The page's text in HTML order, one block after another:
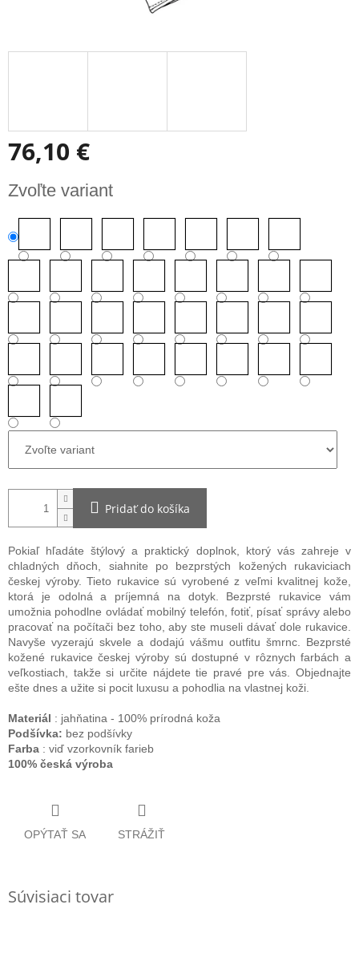
76,10 €
cena:
Zvoľte variant
Pridať do košíka
Pokiaľ hľadáte štýlový a praktický doplnok, ktorý vás zahreje v
chladných dňoch, siahnite po bezprstých kožených rukaviciach
českej výroby. Tieto rukavice sú vyrobené z veľmi kvalitnej kože,
ktorá je odolná a príjemná na dotyk. Bezprsté rukavice vám
umožnia pohodlne ovládať mobilný telefón, fotiť, písať správy alebo
pracovať na počítači bez toho, aby ste museli dávať dole rukavice.
Navyše vyzerajú skvele a dodajú vášmu outfitu šmrnc. Bezprsté
kožené rukavice českej výroby sú dostupné v rôznych farbách a
veľkostiach, takže si určite nájdete tie pravé pre vás. Objednajte
ešte dnes a užite si pocit luxusu a pohodlia na vlastnej koži.
Materiál : jahňatina - 100% prírodná koža
Podšívka: bez podšívky
Farba : viď vzorkovník farieb
100% česká výroba
OPÝTAŤ SA STRÁŽIŤ
Súvisiaci tovar